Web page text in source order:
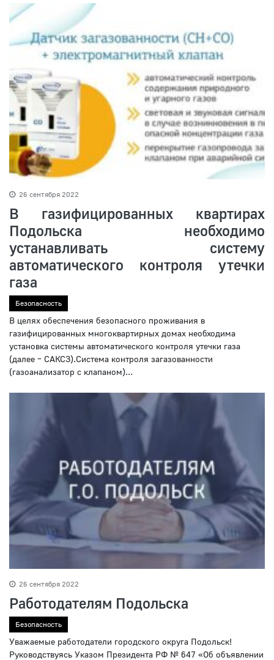
26 сентября 2022
В газифицированных квартирах
Подольска необходимо
устанавливать систему
автоматического контроля утечки
газа
Безопасность
В целях обеспечения безопасного проживания в
газифицированных многоквартирных домах необходима
установка системы автоматического контроля утечки газа
(далее – САКСЗ).Система контроля загазованности
(газоанализатор с клапаном)...
26 сентября 2022
Работодателям Подольска
Безопасность
Уважаемые работодатели городского округа Подольск!
Руководствуясь Указом Президента РФ № 647 «Об объявлении